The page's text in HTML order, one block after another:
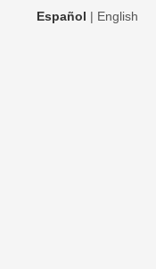
Español | English